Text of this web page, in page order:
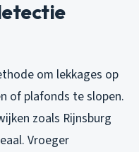
om lekkages op
of plafonds te slopen.
zoals Rijnsburg
Vroeger